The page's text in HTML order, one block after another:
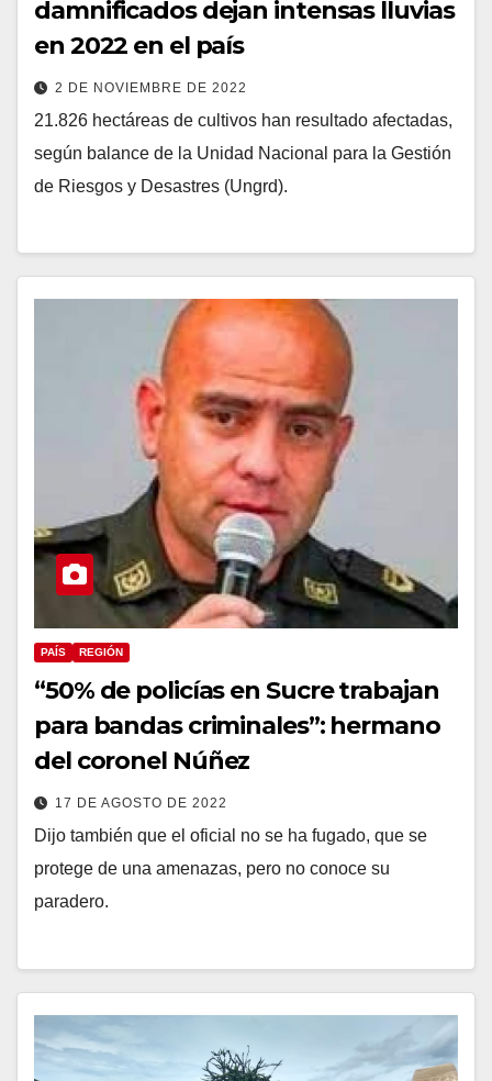
damnificados dejan intensas lluvias
en 2022 en el país
2 DE NOVIEMBRE DE 2022
21.826 hectáreas de cultivos han resultado afectadas,
según balance de la Unidad Nacional para la Gestión
de Riesgos y Desastres (Ungrd).
PAÍS REGIÓN
“50% de policías en Sucre trabajan
para bandas criminales”: hermano
del coronel Núñez
17 DE AGOSTO DE 2022
Dijo también que el oficial no se ha fugado, que se
protege de una amenazas, pero no conoce su
paradero.